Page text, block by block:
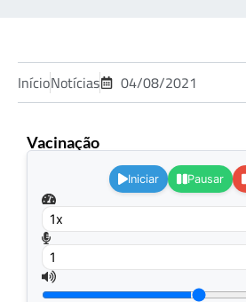
InícioNotícias 04/08/2021
Vacinação
Iniciar Pausar